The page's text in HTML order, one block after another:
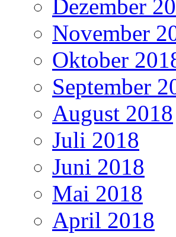
Dezember
November
Oktober
September
August 2018
Juli 2018
Juni 2018
Mai 2018
April 2018